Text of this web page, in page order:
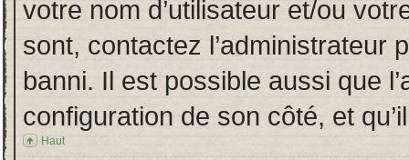
votre nom d’utilisateur et/ou
sont, contactez l’administrateur
banni. Il est possible aussi que
configuration de son côté, et
Haut